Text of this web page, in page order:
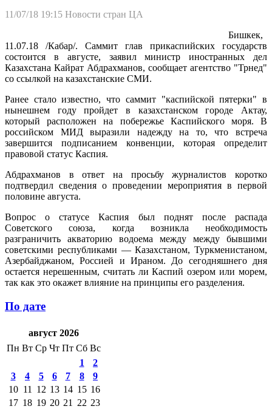
11/07/18 19:15 Новости стран ЦА
Бишкек,
11.07.18 /Кабар/. Саммит глав прикаспийских государств
состоится в августе, заявил министр иностранных дел
Казахстана Кайрат Абдрахманов, сообщает агентство "Трнед"
со ссылкой на казахстанские СМИ.
Ранее стало известно, что саммит "каспийской пятерки" в
нынешнем году пройдет в казахстанском городе Актау,
который расположен на побережье Каспийского моря. В
российском МИД выразили надежду на то, что встреча
завершится подписанием конвенции, которая определит
правовой статус Каспия.
Абдрахманов в ответ на просьбу журналистов коротко
подтвердил сведения о проведении мероприятия в первой
половине августа.
Вопрос о статусе Каспия был поднят после распада
Советского союза, когда возникла необходимость
разграничить акваторию водоема между между бывшими
советскими республиками — Казахстаном, Туркменистаном,
Азербайджаном, Россией и Ираном. До сегодняшнего дня
остается нерешенным, считать ли Каспий озером или морем,
так как это окажет влияние на принципы его разделения.
По дате
август 2026
Пн Вт Ср Чт Пт Сб Вс
1
2
3
4 5 6 7 8
9
10 11 12 13 14 15 16
17 18 19 20 21 22 23